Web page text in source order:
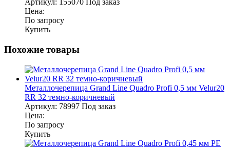
Артикул: 155070
Под заказ
Цена:
По запросу
Купить
Похожие товары
Металлочерепица Grand Line Quadro Profi 0,5 мм Velur20
RR 32 темно-коричневый
Артикул: 78997 Под заказ
Цена:
По запросу
Купить